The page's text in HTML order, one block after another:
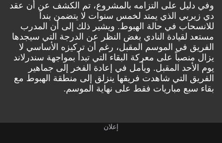
وفي دليل على التزامه بالمشروع، تم الكشف عن أن عقد
دي زيربي الذي يمتد لخمس سنوات لا يتضمن بنداً
للانسحاب في حالة الهبوط. ويشير ذلك إلى أن المدرب
مستعد لقيادة النادي بغض النظر عن الدرجة التي سيجدها
الفريق في الموسم المقبل، رغم أن تركيزه الأساسي لا
يزال منصباً على معركة البقاء التي تبدأ بمواجهة سندرلاند
يوم الأحد المقبل. ويأمل في إعادة الفخر إلى جماهير
الفريق التي شاهدت فريقها ينزلق إلى منطقة الهبوط مع
بقاء سبع مباريات فقط على نهاية الموسم.